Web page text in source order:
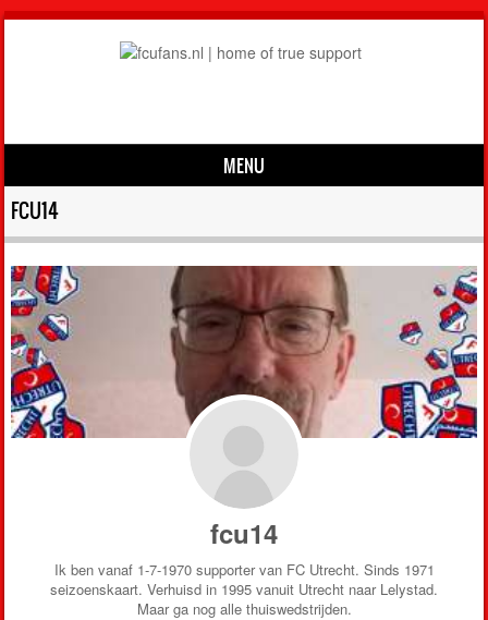
MENU
Skip to content
FCU14
fcu14
Ik ben vanaf 1-7-1970 supporter van FC Utrecht. Sinds 1971
seizoenskaart. Verhuisd in 1995 vanuit Utrecht naar Lelystad.
Maar ga nog alle thuiswedstrijden.